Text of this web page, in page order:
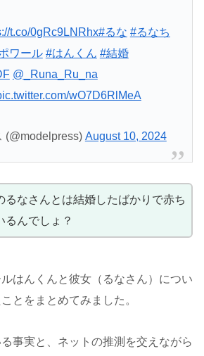
t.co/0gRc9LNRhx#るな #るなち
ワール #はんくん #結婚
@_Runa_Ru_na
wO7D6RlMeA
August 10, 2024
るなさんとは結婚したばかりで赤ち
るんでしょ？
はんくんと彼女（るなさん）につい
とをまとめてみました。
事実と、ネットの推測を交えながら